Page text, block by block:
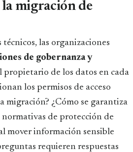
la migración de
técnicos, las organizaciones
de gobernanza y
propietario de los datos en cada
los permisos de acceso
migración? ¿Cómo se garantiza
de protección de
mover información sensible
requieren respuestas